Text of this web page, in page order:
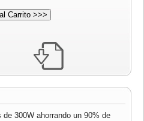
300W ahorrando un 90% de